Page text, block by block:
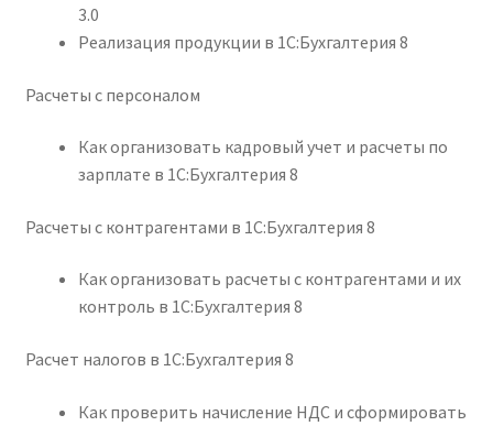
3.0
Реализация продукции в 1С:Бухгалтерия 8
Расчеты с персоналом
Как организовать кадровый учет и расчеты по
зарплате в 1С:Бухгалтерия 8
Расчеты с контрагентами в 1С:Бухгалтерия 8
Как организовать расчеты с контрагентами и их
контроль в 1С:Бухгалтерия 8
Расчет налогов в 1С:Бухгалтерия 8
Как проверить начисление НДС и сформировать